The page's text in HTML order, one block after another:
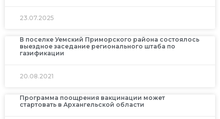
23.07.2025
В поселке Уемский Приморского района состоялось
выездное заседание регионального штаба по
газификации
20.08.2021
Программа поощрения вакцинации может
стартовать в Архангельской области